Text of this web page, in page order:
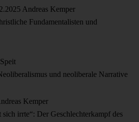
Andreas Kemper
Fundamentalisten und
und neoliberale Narrative
Kemper
sich irrte“: Der Geschlechterkampf des